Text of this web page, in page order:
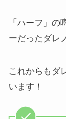
「ハーフ」の
ーだったダレ
これからもダ
います！